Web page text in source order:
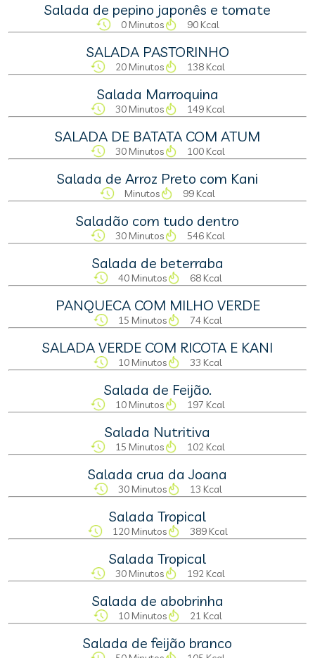
Salada de pepino japonês e tomate
0 Minutos 90 Kcal
SALADA PASTORINHO
20 Minutos 138 Kcal
Salada Marroquina
30 Minutos 149 Kcal
SALADA DE BATATA COM ATUM
30 Minutos 100 Kcal
Salada de Arroz Preto com Kani
Minutos 99 Kcal
Saladão com tudo dentro
30 Minutos 546 Kcal
Salada de beterraba
40 Minutos 68 Kcal
PANQUECA COM MILHO VERDE
15 Minutos 74 Kcal
SALADA VERDE COM RICOTA E KANI
10 Minutos 33 Kcal
Salada de Feijão.
10 Minutos 197 Kcal
Salada Nutritiva
15 Minutos 102 Kcal
Salada crua da Joana
30 Minutos 13 Kcal
Salada Tropical
120 Minutos 389 Kcal
Salada Tropical
30 Minutos 192 Kcal
Salada de abobrinha
10 Minutos 21 Kcal
Salada de feijão branco